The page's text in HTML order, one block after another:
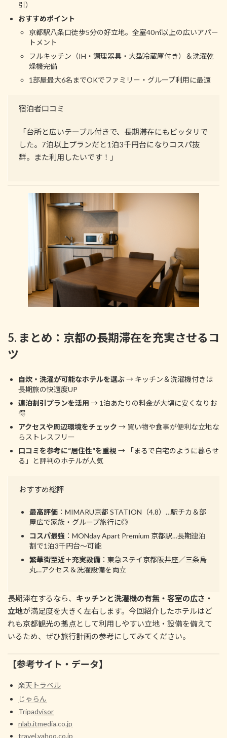
引）
おすすめポイント
京都駅八条口徒歩5分の好立地。全室40㎡以上の広いアパー
トメント
フルキッチン（IH・調理器具・大型冷蔵庫付き）＆洗濯乾
燥機完備
1部屋最大6名までOKでファミリー・グループ利用に最適
宿泊者口コミ
「台所と広いテーブル付きで、長期滞在にもピッタリで
した。7泊以上プランだと1泊3千円台になりコスパ抜
群。また利用したいです！」
5. まとめ：京都の長期滞在を充実させるコ
ツ
自炊・洗濯が可能なホテルを選ぶ→ キッチン＆洗濯機付きは
長期旅の快適度UP
連泊割引プランを活用 → 1泊あたりの料金が大幅に安くなりお
得
アクセスや周辺環境をチェック → 買い物や食事が便利な立地な
らストレスフリー
口コミを参考に“居住性”を重視→ 「まるで自宅のように暮らせ
る」と評判のホテルが人気
おすすめ総評
最高評価 ：MIMARU京都 STATION（4.8）…駅チカ＆部
屋広で家族・グループ旅行に◎
コスパ最強 ：MONday Apart Premium 京都駅…長期連泊
割で1泊3千円台～可能
繁華街至近＋充実設備 ：東急ステイ京都阪井座／三条烏
丸…アクセス＆洗濯設備を両立
長期滞在するなら、 キッチンと洗濯機の有無・客室の広さ・
立地が満足度を大きく左右します。今回紹介したホテルはど
れも京都観光の拠点として利用しやすい立地・設備を備えて
いるため、ぜひ旅行計画の参考にしてみてください。
【参考サイト・データ】
楽天トラベル
じゃらん
Tripadvisor
nlab.itmedia.co.jp
travel.yahoo.co.jp